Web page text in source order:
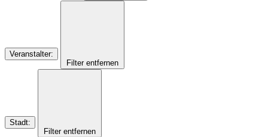
Veranstalter:
Filter entfernen
Stadt:
Filter entfernen